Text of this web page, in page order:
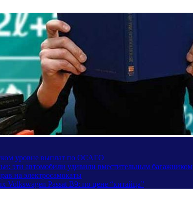
уровне выплат по ОСАГО
эти автомобили удивили вместительным багажником
на электросамокаты
Volkswagen Passat B9: по цене “китайца”